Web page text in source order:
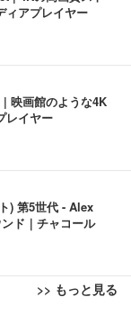
ィアプレイヤー
映画館のような4K
レイヤー
) 第5世代 - Alex
ド｜チャコール
>> もっと見る